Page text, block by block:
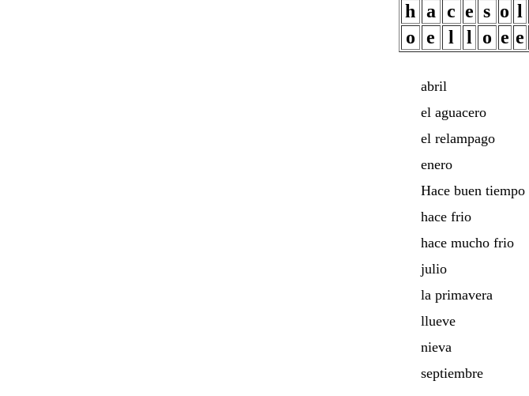
h a c e s o l
o e l l o e e
abril
el aguacero
el relampago
enero
Hace buen tiempo
hace frio
hace mucho frio
julio
la primavera
llueve
nieva
septiembre